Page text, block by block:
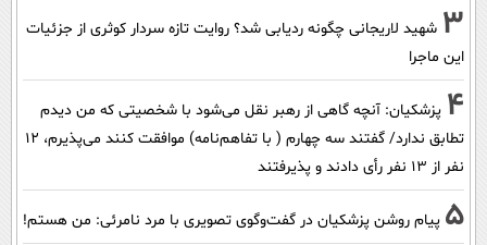
3 شهید لاریجانی چگونه ردیابی شد؟ روایت تازه سردار کوثری از جزئیات
این ماجرا
4 پزشکیان‌: آنچه گاهی از رهبر نقل می‌شود با شخصیتی که من دیدم
تطابق ندارد/ گفتند سه چهارم ( با تفاهم‌نامه) موافقت کنند می‌پذیرم، 12
نفر از 13 نفر رأی دادند و پذیرفتند
5 پیام روشن پزشکیان در گفت‌و‌گوی تصویری با مرد نامرئی: من هستم!